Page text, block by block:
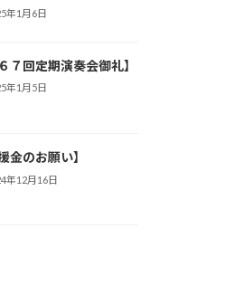
年1月6日
７回定期演奏会御礼】
年1月5日
金のお願い】
年12月16日